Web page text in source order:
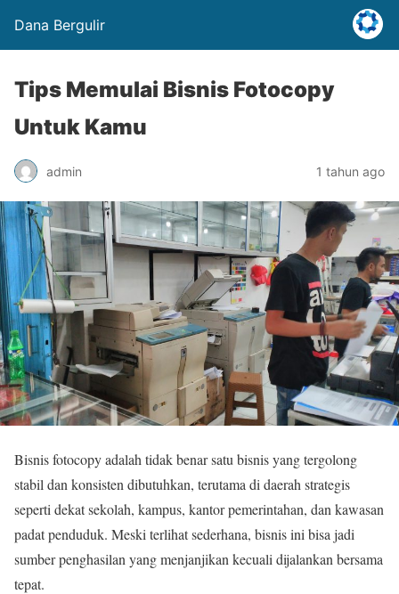
Dana Bergulir
Tips Memulai Bisnis Fotocopy
Untuk Kamu
admin 1 tahun ago
Bisnis fotocopy adalah tidak benar satu bisnis yang tergolong
stabil dan konsisten dibutuhkan, terutama di daerah strategis
seperti dekat sekolah, kampus, kantor pemerintahan, dan kawasan
padat penduduk. Meski terlihat sederhana, bisnis ini bisa jadi
sumber penghasilan yang menjanjikan kecuali dijalankan bersama
tepat.